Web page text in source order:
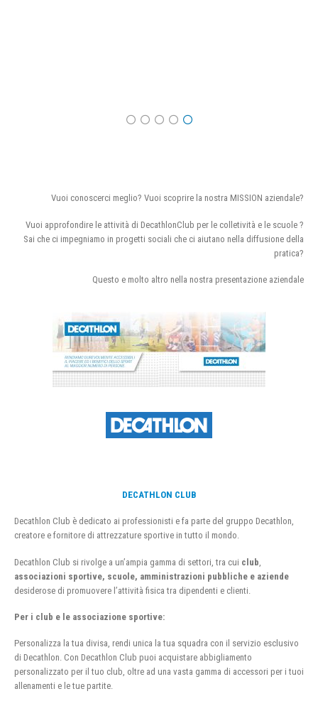
Vuoi conoscerci meglio? Vuoi scoprire la nostra MISSION aziendale?
Vuoi approfondire le attività di DecathlonClub per le colletività e le scuole ?
Sai che ci impegniamo in progetti sociali che ci aiutano nella diffusione della
pratica?
Questo e molto altro nella nostra presentazione aziendale
DECATHLON CLUB
Decathlon Club è dedicato ai professionisti e fa parte del gruppo Decathlon,
creatore e fornitore di attrezzature sportive in tutto il mondo.
Decathlon Club si rivolge a un’ampia gamma di settori, tra cui club
associazioni sportive, scuole, amministrazioni pubbliche e aziende
desiderose di promuovere l’attività fisica tra dipendenti e clienti.
Per i club e le associazione sportive:
Personalizza la tua divisa, rendi unica la tua squadra con il servizio esclusivo
di Decathlon. Con Decathlon Club puoi acquistare abbigliamento
personalizzato per il tuo club, oltre ad una vasta gamma di accessori per i tuoi
allenamenti e le tue partite.